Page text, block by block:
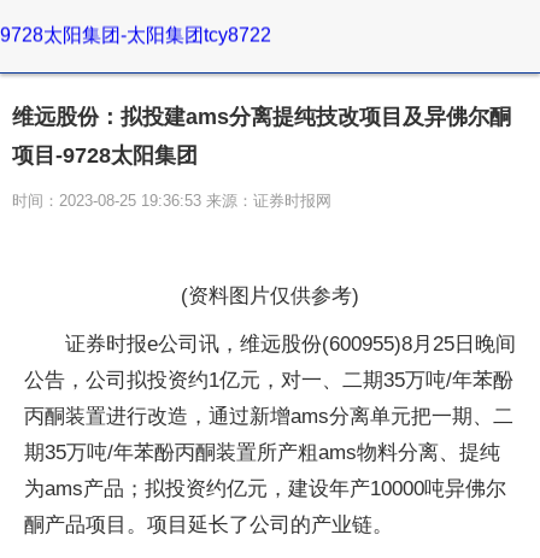
9728太阳集团-太阳集团tcy8722
维远股份：拟投建ams分离提纯技改项目及异佛尔酮
项目-9728太阳集团
时间：2023-08-25 19:36:53 来源：证券时报网
(资料图片仅供参考)
证券时报e公司讯，维远股份(600955)8月25日晚间
公告，公司拟投资约1亿元，对一、二期35万吨/年苯酚
丙酮装置进行改造，通过新增ams分离单元把一期、二
期35万吨/年苯酚丙酮装置所产粗ams物料分离、提纯
为ams产品；拟投资约亿元，建设年产10000吨异佛尔
酮产品项目。项目延长了公司的产业链。